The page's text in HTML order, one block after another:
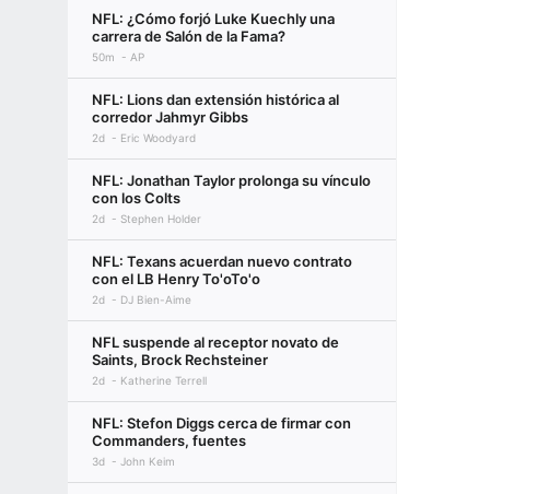
NFL: ¿Cómo forjó Luke Kuechly una
carrera de Salón de la Fama?
50m AP
NFL: Lions dan extensión histórica al
corredor Jahmyr Gibbs
2d Eric Woodyard
NFL: Jonathan Taylor prolonga su vínculo
con los Colts
2d Stephen Holder
NFL: Texans acuerdan nuevo contrato
con el LB Henry To'oTo'o
2d DJ Bien-Aime
NFL suspende al receptor novato de
Saints, Brock Rechsteiner
2d Katherine Terrell
NFL: Stefon Diggs cerca de firmar con
Commanders, fuentes
3d John Keim